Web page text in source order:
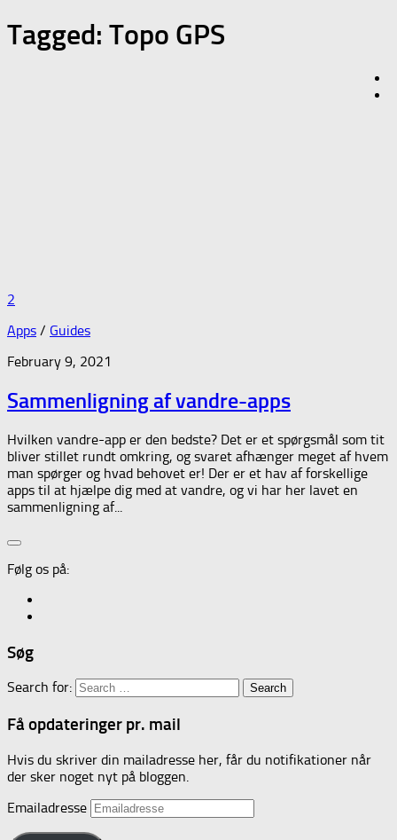
Tagged: Topo GPS
2
Apps / Guides
February 9, 2021
Sammenligning af vandre-apps
Hvilken vandre-app er den bedste? Det er et spørgsmål som tit
bliver stillet rundt omkring, og svaret afhænger meget af hvem
man spørger og hvad behovet er! Der er et hav af forskellige
apps til at hjælpe dig med at vandre, og vi har her lavet en
sammenligning af...
Følg os på:
Søg
Search for:
Få opdateringer pr. mail
Hvis du skriver din mailadresse her, får du notifikationer når
der sker noget nyt på bloggen.
Emailadresse